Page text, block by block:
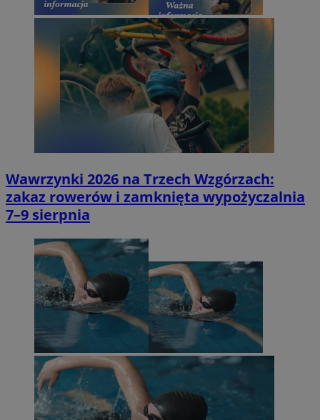
Wawrzynki 2026 na Trzech Wzgórzach:
zakaz rowerów i zamknięta wypożyczalnia
7–9 sierpnia